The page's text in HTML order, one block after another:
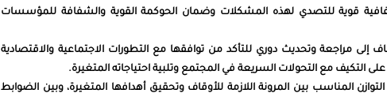
قوية للتصدي لهذه المشكلات وضمان الحوكمة القوية والشفافة للمؤسسات
إلى مراجعة وتحديث دوري للتأكد من توافقها مع التطورات الاجتماعية والاقتصادية
التكيف مع التحولات السريعة في المجتمع وتلبية احتياجاته المتغيرة.
المناسب بين المرونة اللازمة للأوقاف وتحقيق أهدافها المتغيرة، وبين الضوابط